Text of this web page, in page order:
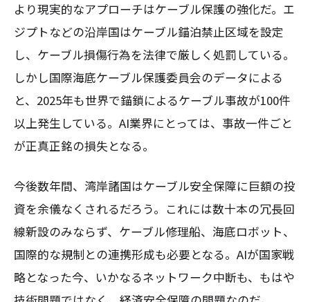
より現実的なアプローチはケーブル保護の強化だ。エ
ジプトなどの沿岸国はケーブル錨泊禁止区域を設定
し、ケーブル損傷行為を法律で厳しく処罰している。
しかし国際海底ケーブル保護委員会のデータによる
と、2025年も世界で錨鎖によるケーブル事故が100件
以上発生している。AI業界にとっては、事故一件ごと
が正真正銘の損失となる。
今後数年間、湾岸諸国はケーブル安全保障に巨額の投
資を余儀なくされるだろう。これには数十本の冗長回
線新設のみならず、ケーブル修理船、海底ロボット、
国際的な規制との連携形成も必要となる。AIが国家戦
略となった今、いかなるネットワーク中断も、もはや